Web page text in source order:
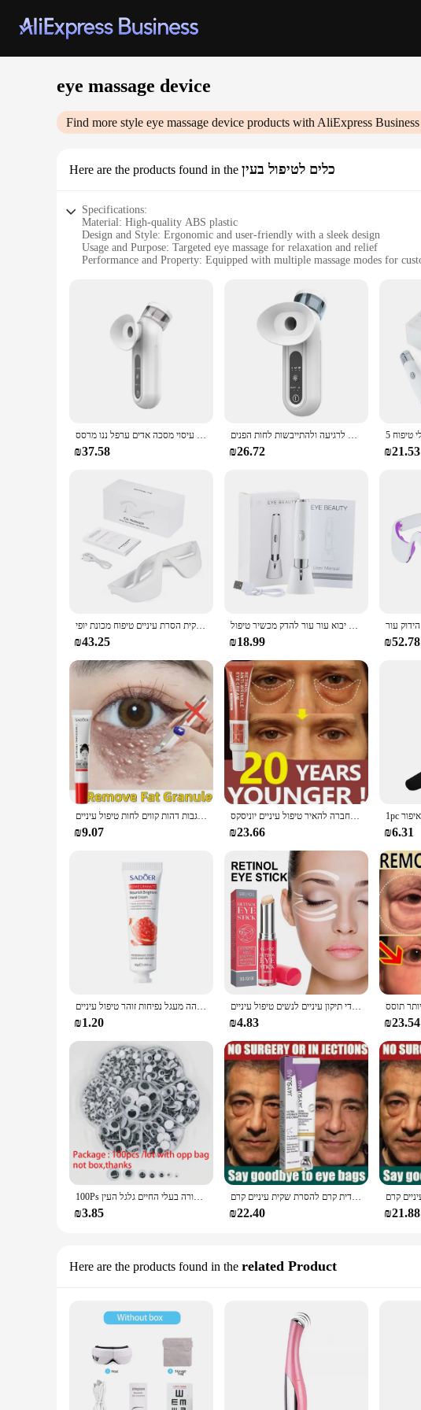
eye massage device
Find more style eye massage device products with AliExpress Business
Here are the products found in the כלים לטיפול בעין
Specifications:
Material: High-quality ABS plastic
Design and Style: Ergonomic and user-friendly with a sleek design
Usage and Purpose: Targeted eye massage for relaxation and relief
Performance and Property: Equipped with multiple massage modes for
|Wholesale|Vendors|
**Enhanced Comfort and Relaxation**
The eye massage device is a revolutionary tool for anyone looking to
around the eyes, ensuring a comfortable and soothing massage
**Versatile and Customizable Massage**
The eye massage device is not just a single-mode device; it offers a
more intense treatment to alleviate headaches, this device has got you
get the most out of your eye care routine.
This eye massage device comes with a set of eye massage pads,
temples, and forehead, offering a holistic approach to eye care. The
spends long hours in front of a computer screen or someone who simply
חם קר לחץ עיניים אדים להקל על עייפות לחות עיניים יבשות לחות חימום פנים עיניים עיסוי מסכה אדים ערפל ננו מרסס
₪37.58
מרסס ננו עיניים עם 500 חום סוללה 10 מ "ל מיכל מיכל יכולת מרסס מרסס לרגיעה ולהתייבשות לחות הפנים
₪26.72 ₪21.53
עין מעסה עיגולים כהים עין שקית הסרת עיניים טיפוח מכונת יופי
₪43.25
תדר גבוה רטט עין מעסה להסיר עיגולים כהים תמצית יבוא עור עור להדק מכשיר טיפול
₪18.99 ₪52.78
גרגירי שומן מסיר קרם אנטי נפיחות אנטי דלקתיות להפחית את העיגולים כהים הגבות דהות קווים לחות טיפול עיניים
₪9.07
רטינול נגד קמטים קרם עיניים להסיר שקיות עיניים עיגולים כהים דוהה קווים עדינים אנטי אייג 'ינג נפיחות מוצק החברה להאיר טיפול עיניים יוניסקס
₪23.66 ₪6.31
מיידית קרם להסרת שקית עיניים קרם קולגן אנטי קמטים דעוך קווים מבהיר העור אנטי כהה מעגל נפיחות זוהר טיפול עיניים
₪1.20
קרם עיניים רטינול הבהרה עיגולים כהים מיצוק עור עור מיידי תיקון עיניים לנשים טיפול עיניים
₪4.83 ₪23.54
100Ps דביק מתנדנד גוגלי עין בובת מטלטלין סימולציה קריקטורה בעלי החיים גלגל העין DIY ילדי גן אספקת מלאכה
₪3.85
מיידית קרם להסרת שקית עיניים קרם retinol אנטי-קמטים ממצק העור לדעוך קווים עדינים אנטי-חושך
₪22.40 ₪21.88
Here are the products found in the related Product